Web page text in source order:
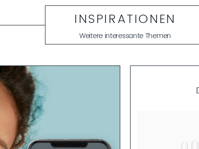
INSPIRATIONEN
Weitere interessante Themen
MARINE ANTI-AGING SERUM